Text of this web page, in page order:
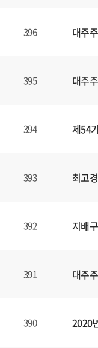
396 대주
395 대주
394 제54
393 최고
392 지배
391 대주
390 2020